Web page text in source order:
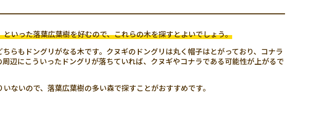
いった落葉広葉樹を好むので、これらの木を探すとよいでしょう。
らもドングリがなる木です。クヌギのドングリは丸く帽子はとがっており、コナラ
辺にこういったドングリが落ちていれば、クヌギやコナラである可能性が上がるで
ないので、落葉広葉樹の多い森で探すことがおすすめです。